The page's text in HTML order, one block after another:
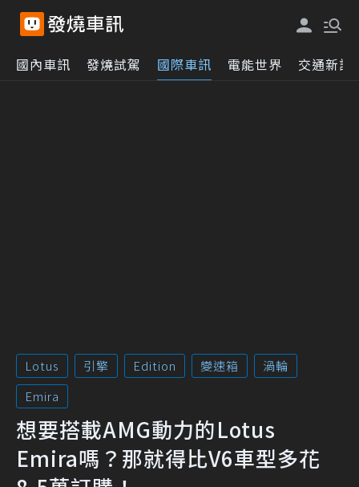
國內車訊 發燒試駕 國際車訊 電能世界 交通新訊
Lotus 引擎 Edition 變速箱
渦輪
Emira
想要搭載AMG動力的Lotus
Emira嗎？那就得比V6車型多花